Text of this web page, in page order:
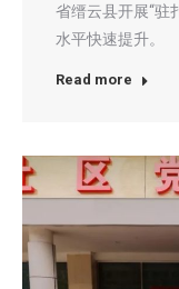
省缙云县开展“驻
水平快速提升。
Read more